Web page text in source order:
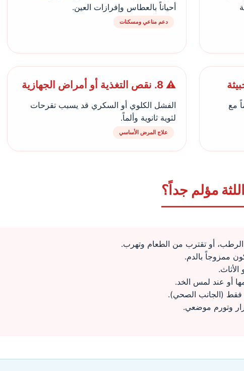
أحياناً بالعطاس وإفرازات العين.
دعم مناعي ومسكنات
مع
⚠️ 8. نقص التغذية أو أمراض الجهازية
الفشل الكلوي أو السكري قد يسبب تقرحات
لثوية ثانوية وألماً.
علاج المرض الأساسي
مؤلم جداً؟
أو تقترب من الطعام وتهرب.
ممزوجاً بالدم.
أو عند لمس الخد.
(الجانب الصحي).
وتورم موضعي.